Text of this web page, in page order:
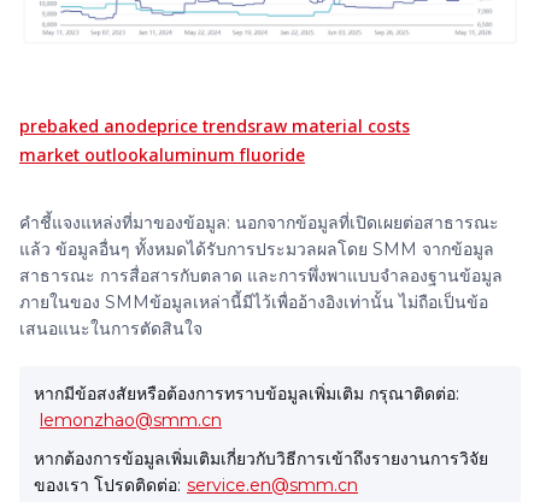
prebaked anodeprice trendsraw material costs
market outlookaluminum fluoride
คำชี้แจงแหล่งที่มาของข้อมูล: นอกจากข้อมูลที่เปิดเผยต่อสาธารณะ
แล้ว ข้อมูลอื่นๆ ทั้งหมดได้รับการประมวลผลโดย SMM จากข้อมูล
สาธารณะ การสื่อสารกับตลาด และการพึ่งพาแบบจำลองฐานข้อมูล
ภายในของ SMMข้อมูลเหล่านี้มีไว้เพื่ออ้างอิงเท่านั้น ไม่ถือเป็นข้อ
เสนอแนะในการตัดสินใจ
หากมีข้อสงสัยหรือต้องการทราบข้อมูลเพิ่มเติม กรุณาติดต่อ:
lemonzhao@smm.cn
หากต้องการข้อมูลเพิ่มเติมเกี่ยวกับวิธีการเข้าถึงรายงานการวิจัย
ของเรา โปรดติดต่อ: service.en@smm.cn